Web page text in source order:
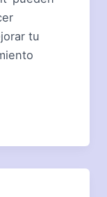
tu